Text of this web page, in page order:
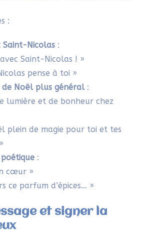
naturellement au visuel.
pour tester l’agencement du
l’écrire sur la carte.
signer ta carte ou ajouter un
geste simple donne une vraie
et montre l’attention que tu